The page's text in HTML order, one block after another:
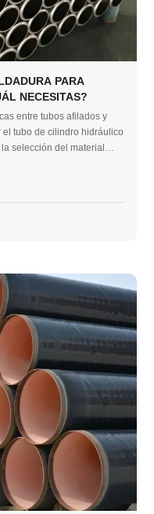
PARA
NECESITAS?
entre tubos afilados y
tubo de cilindro hidráulico
selección del material
mecanizado.